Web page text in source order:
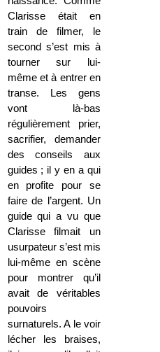
Clarisse était en
train de filmer, le
second s’est mis à
tourner sur lui-
même et à entrer en
transe. Les gens
vont là-bas
régulièrement prier,
sacrifier, demander
des conseils aux
guides ; il y en a qui
en profite pour se
faire de l’argent. Un
guide qui a vu que
Clarisse filmait un
usurpateur s’est mis
lui-même en scène
pour montrer qu’il
avait de véritables
pouvoirs
surnaturels. A le voir
lécher les braises,